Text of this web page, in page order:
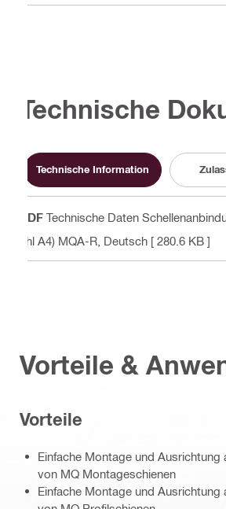
Technische
Technische Information
PDF Technische Daten
ahl A4) MQA-R , Deutsch [ 280.6 KB ]
Vorteile &
Vorteile
Einfache Montage und Ausrichtung
von MQ Montageschienen
Einfache Montage und Ausrichtung